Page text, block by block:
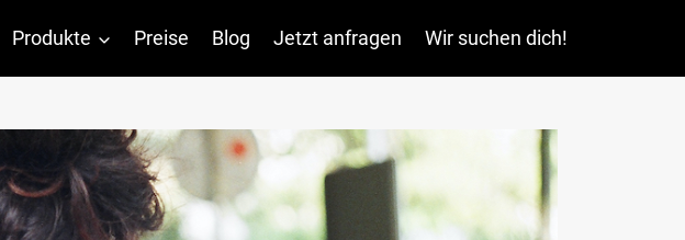
Produkte Preise Blog Jetzt anfragen Wir suchen dich!